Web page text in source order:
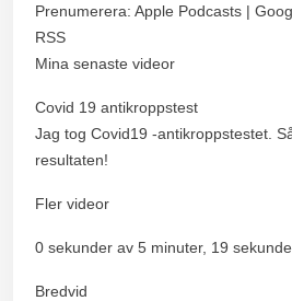
Prenumerera: Apple Podcasts |
RSS
Mina senaste videor
Covid 19 antikroppstest
Jag tog Covid19 -antikroppstestet.
resultaten!
Fler videor
0 sekunder av 5 minuter, 19
Bredvid